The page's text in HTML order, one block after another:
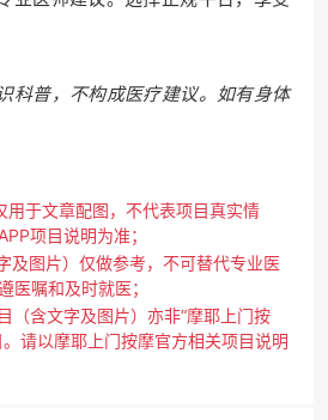
科普，不构成医疗建议。如有身体
用于文章配图，不代表项目真实情
项目说明为准；
及图片）仅做参考，不可替代专业医
医嘱和及时就医；
（含文字及图片）亦非“摩耶上门按
请以摩耶上门按摩官方相关项目说明